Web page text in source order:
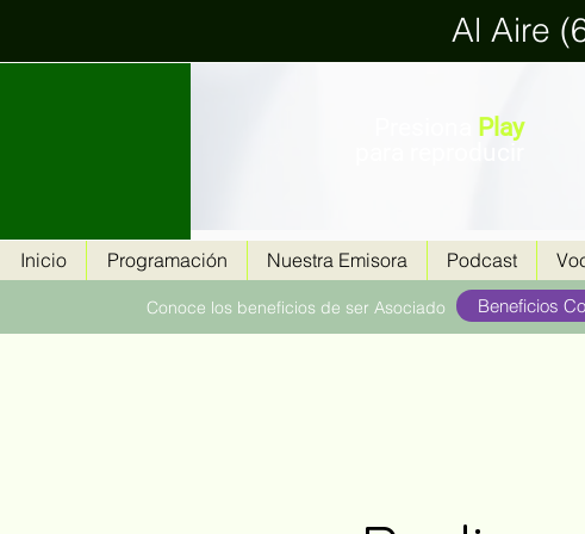
Al Aire
Play
Inicio Programación Nuestra Emisora Podcast
Conoce los beneficios de ser Asociado Beneficios